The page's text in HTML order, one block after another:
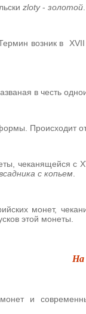
zloty- золотой
Термин возник в
в честь
Происходит
чеканящейся с
с копьем
монет,
этой монеты.
На
монет и